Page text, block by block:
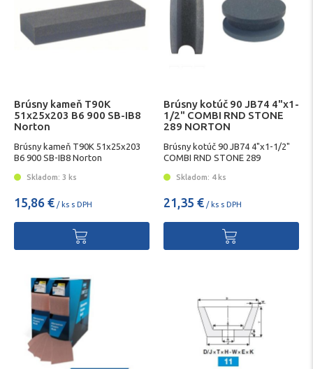
Brúsny kameň T90K
51x25x203 B6 900 SB-IB8
Norton
Brúsny kameň T90K 51x25x203
B6 900 SB-IB8 Norton
Skladom: 3 ks
15,86 € / ks s DPH
Brúsny kotúč 90 JB74 4"x1-
1/2" COMBI RND STONE
289 NORTON
Brúsny kotúč 90 JB74 4"x1-1/2"
COMBI RND STONE 289
Skladom: 4 ks
21,35 € / ks s DPH